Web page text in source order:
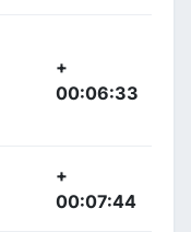
+
00:06:33
+
00:07:44